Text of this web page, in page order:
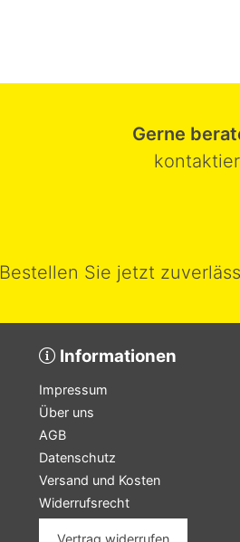
Gerne
Bestellen Sie jetzt
Informationen
Impressum
Über uns
AGB
Datenschutz
Versand und Kosten
Widerrufsrecht
Vertrag widerrufen